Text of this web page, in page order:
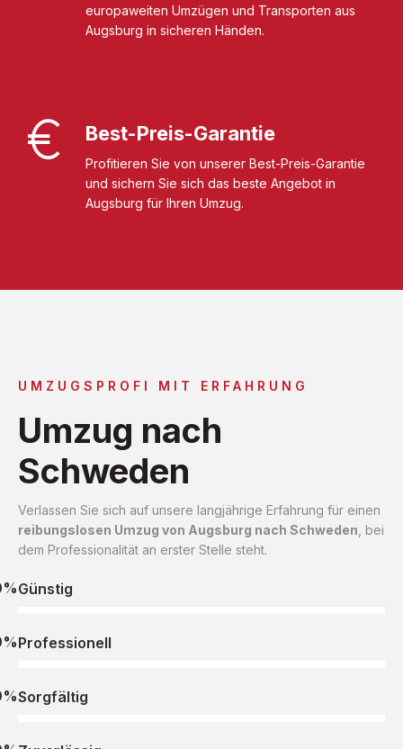
europaweiten Umzügen und Transporten aus
Augsburg in sicheren Händen.
Best-Preis-Garantie
Profitieren Sie von unserer Best-Preis-Garantie
und sichern Sie sich das beste Angebot in
Augsburg für Ihren Umzug.
UMZUGSPROFI MIT ERFAHRUNG
Umzug nach
Schweden
Verlassen Sie sich auf unsere langjährige Erfahrung für einen
reibungslosen Umzug von Augsburg nach Schweden , bei
dem Professionalität an erster Stelle steht.
Günstig
Professionell
Sorgfältig